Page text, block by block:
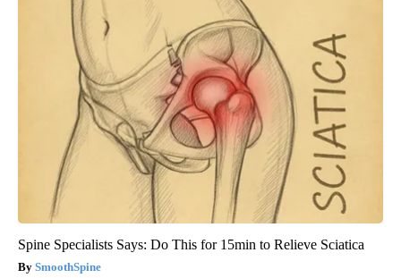
Spine Specialists Says: Do This for 15min to Relieve Sciatica
SmoothSpine